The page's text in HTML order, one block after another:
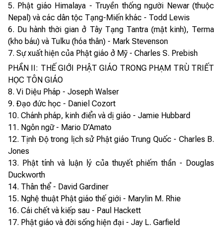
5. Phật giáo Himalaya - Truyền thống người Newar (thuộc
Nepal) và các dân tộc Tạng-Miến khác - Todd Lewis
6. Du hành thời gian ở Tây Tạng Tantra (mật kinh), Terma
(kho báu) và Tulku (hóa thân) - Mark Stevenson
7. Sự xuất hiện của Phật giáo ở Mỹ - Charles S. Prebish
PHẦN II: THẾ GIỚI PHẬT GIÁO TRONG PHẠM TRÙ TRIẾT
HỌC TÔN GIÁO
8. Vi Diệu Pháp - Joseph Walser
9. Đạo đức học - Daniel Cozort
10. Chánh pháp, kinh điển và dị giáo - Jamie Hubbard
11. Ngôn ngữ - Mario D’Amato
12. Tịnh Độ trong lịch sử Phật giáo Trung Quốc - Charles B.
Jones
13. Phật tính và luận lý của thuyết phiếm thần - Douglas
Duckworth
14. Thân thể - David Gardiner
15. Nghệ thuật Phật giáo thế giới - Marylin M. Rhie
16. Cái chết và kiếp sau - Paul Hackett
17. Phật giáo và đời sống hiện đại - Jay L. Garfield